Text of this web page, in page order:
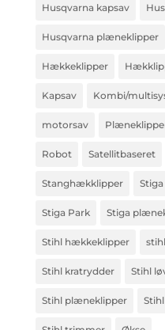
Husqvarna kapsav
Husqvarna plæneklipper
Hækkeklipper
Kapsav Kombi/
motorsav
Robot Satellitbaseret
Stanghækklipper Stiga
Stiga Park Stiga
Stihl hækkeklipper
Stihl kratrydder Stihl
Stihl plæneklipper